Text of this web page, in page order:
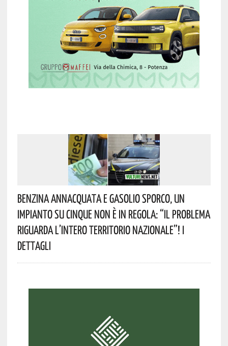
Benzina Annacquata E Gasolio Sporco, Un
Impianto Su Cinque Non È In Regola: “il Problema
Riguarda L’intero Territorio Nazionale”! I
Dettagli